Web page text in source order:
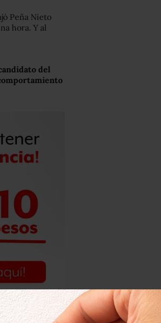
Peña Nieto
hora. Y al
del